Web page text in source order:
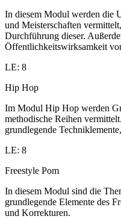
In diesem Modul werden die
und Meisterschaften
Durchführung dieser.
Öffentlichkeitswirksamkeit
LE: 8
Hip Hop
Im Modul Hip Hop werden
methodische Reihen
grundlegende
LE: 8
Freestyle Pom
In diesem Modul sind die
grundlegende Elemente des
und Korrekturen.